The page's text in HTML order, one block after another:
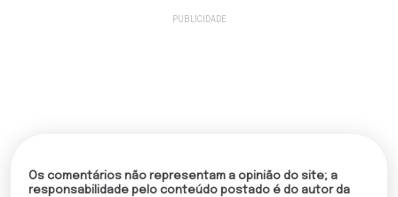
Os comentários não representam a opinião do site; a
responsabilidade pelo conteúdo postado é do autor da